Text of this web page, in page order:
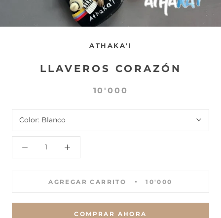
ATHAKA'I
LLAVEROS CORAZÓN
10'000
Color: Blanco
AGREGAR CARRITO 10'000
COMPRAR AHORA